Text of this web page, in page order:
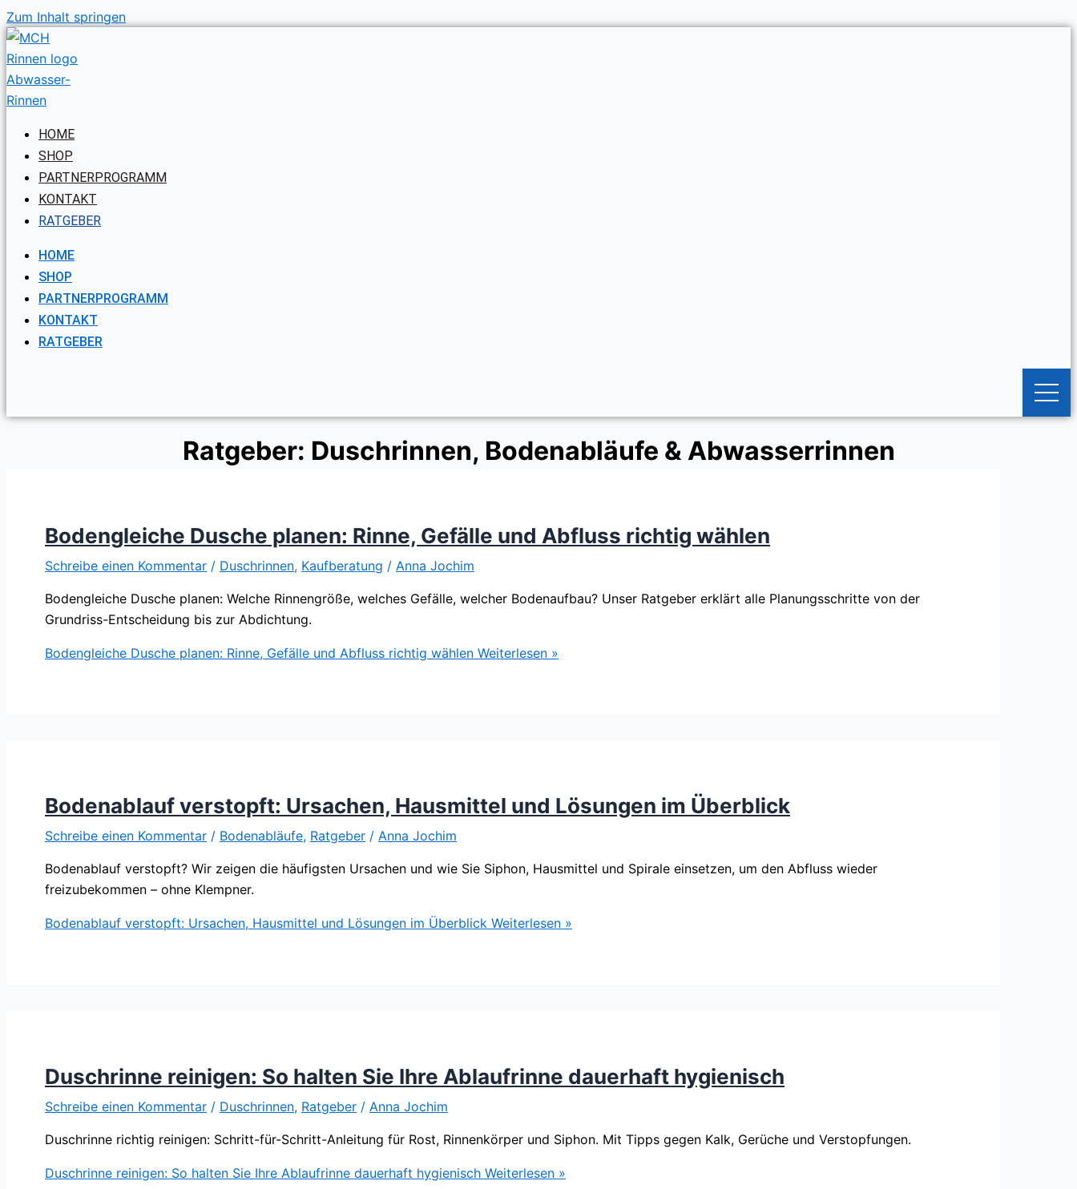
Zum Inhalt springen
HOME
SHOP
PARTNERPROGRAMM
KONTAKT
RATGEBER
HOME
SHOP
PARTNERPROGRAMM
KONTAKT
RATGEBER
Ratgeber: Duschrinnen, Bodenabläufe & Abwasserrinnen
Bodengleiche Dusche planen: Rinne, Gefälle und Abfluss richtig wählen
Schreibe einen Kommentar / Duschrinnen, Kaufberatung / Anna Jochim
Bodengleiche Dusche planen: Welche Rinnengröße, welches Gefälle, welcher Bodenaufbau? Unser Ratgeber erklärt alle Planungsschritte von der
Grundriss-Entscheidung bis zur Abdichtung.
Bodengleiche Dusche planen: Rinne, Gefälle und Abfluss richtig wählen Weiterlesen »
Bodenablauf verstopft: Ursachen, Hausmittel und Lösungen im Überblick
Schreibe einen Kommentar / Bodenabläufe, Ratgeber / Anna Jochim
Bodenablauf verstopft? Wir zeigen die häufigsten Ursachen und wie Sie Siphon, Hausmittel und Spirale einsetzen, um den Abfluss wieder
freizubekommen – ohne Klempner.
Bodenablauf verstopft: Ursachen, Hausmittel und Lösungen im Überblick Weiterlesen »
Duschrinne reinigen: So halten Sie Ihre Ablaufrinne dauerhaft hygienisch
Schreibe einen Kommentar / Duschrinnen, Ratgeber / Anna Jochim
Duschrinne richtig reinigen: Schritt-für-Schritt-Anleitung für Rost, Rinnenkörper und Siphon. Mit Tipps gegen Kalk, Gerüche und Verstopfungen.
Duschrinne reinigen: So halten Sie Ihre Ablaufrinne dauerhaft hygienisch Weiterlesen »